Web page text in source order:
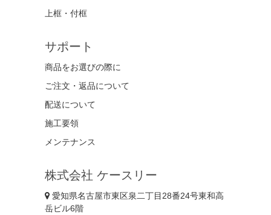
上框・付框
サポート
商品をお選びの際に
ご注文・返品について
配送について
施工要領
メンテナンス
株式会社 ケースリー
愛知県名古屋市東区泉二丁目28番24号東和高
岳ビル6階